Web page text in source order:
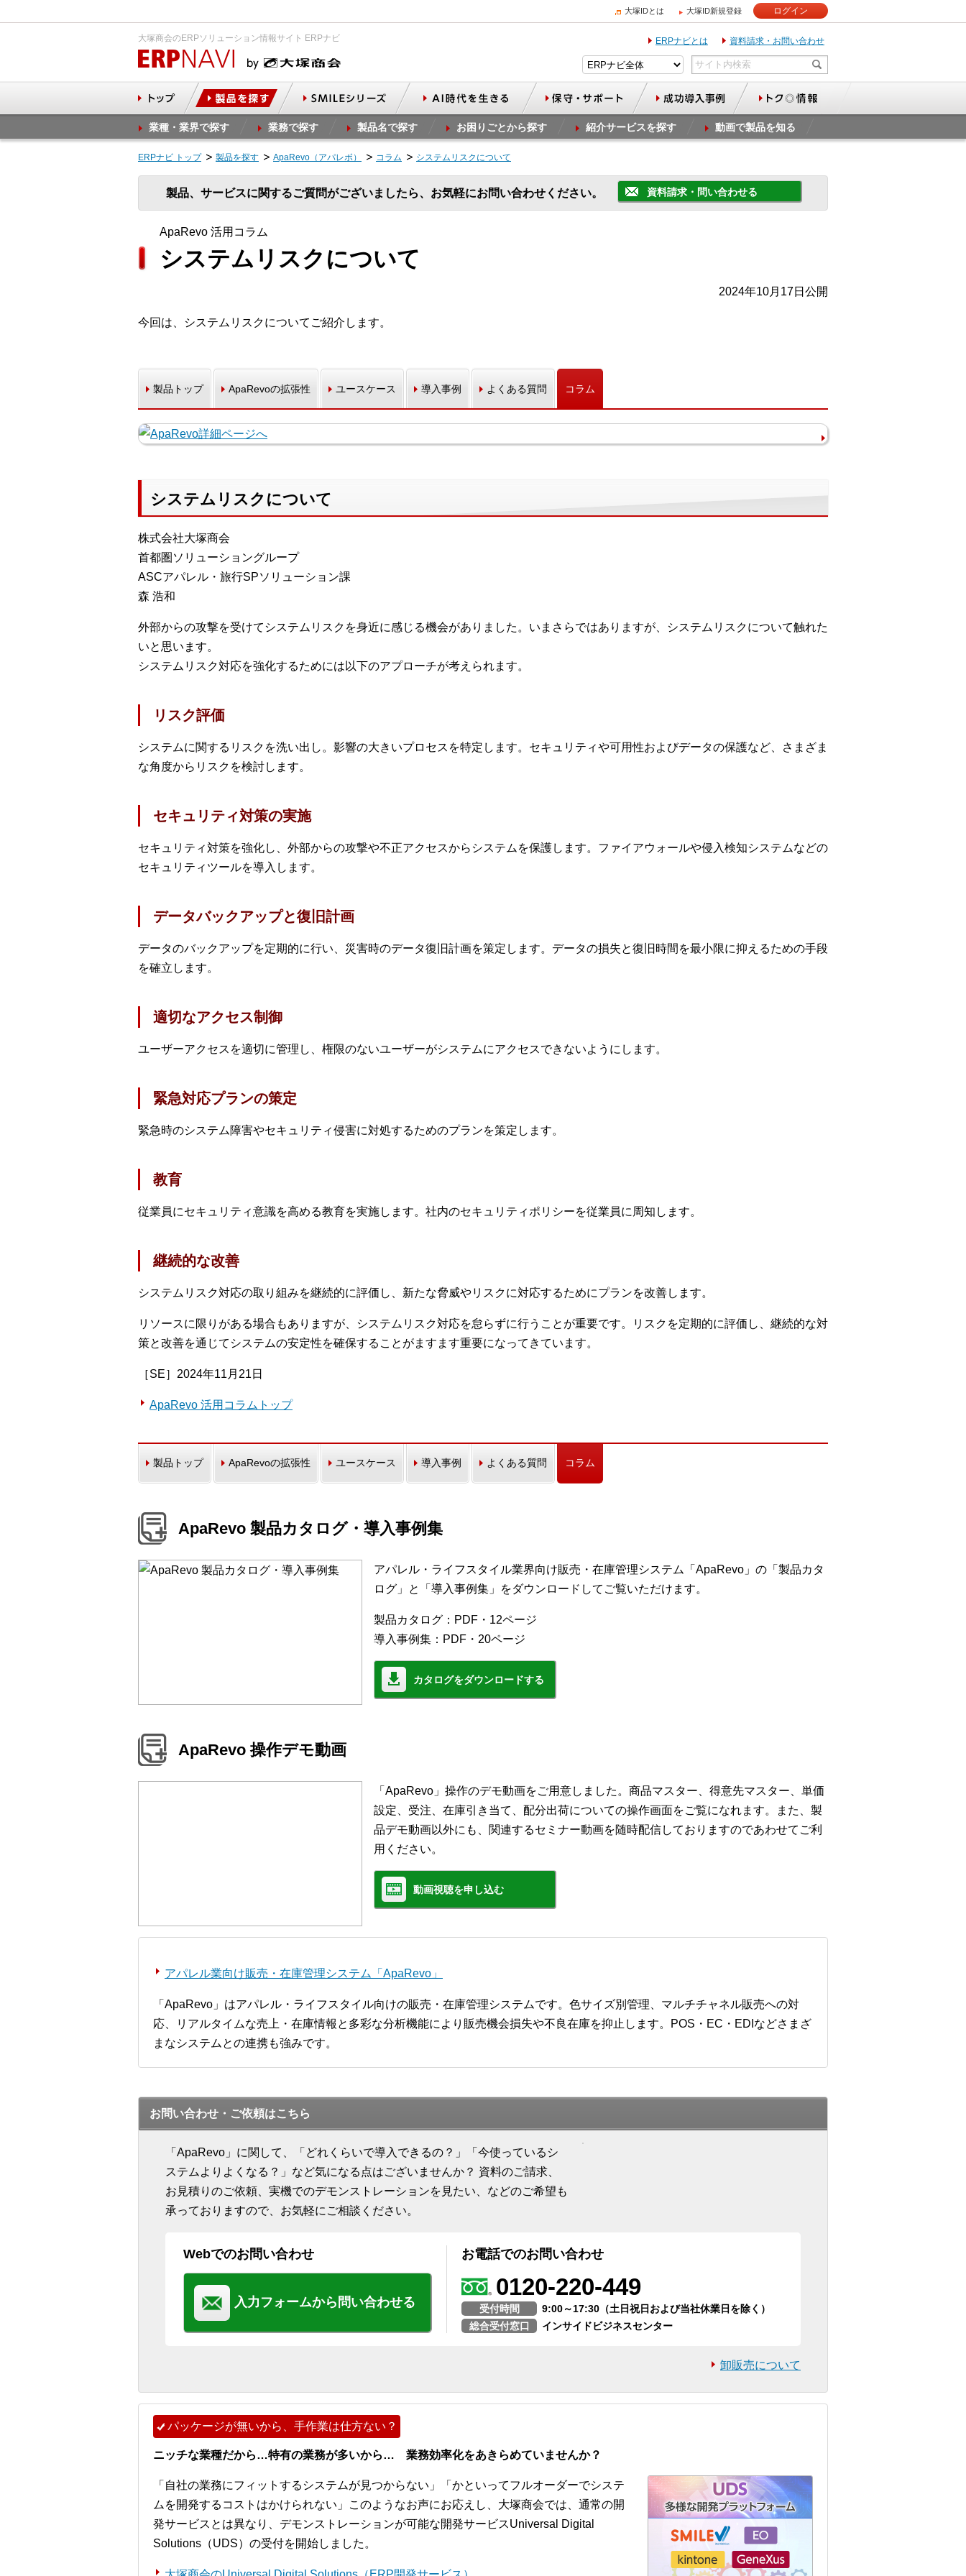
大塚IDとは 大塚ID新規登録 ログイン
大塚商会のERPソリューション情報サイト ERPナビ ERPナビとは 資料請求・お問い合わせ
業種・業界で探す 業務で探す 製品名で探す お困りごとから探す 紹介サービスを探す 動画で製品を知る
ERPナビ トップ 製品を探す ApaRevo（アパレボ） コラム システムリスクについて
製品、サービスに関するご質問がございましたら、お気軽にお問い合わせください。 資料請求・問い合わせる
ApaRevo 活用コラム
システムリスクについて
2024年10月17日公開
今回は、システムリスクについてご紹介します。
製品トップ ApaRevoの拡張性 ユースケース 導入事例 よくある質問 コラム
システムリスクについて
株式会社大塚商会
首都圏ソリューショングループ
ASCアパレル・旅行SPソリューション課
森 浩和
外部からの攻撃を受けてシステムリスクを身近に感じる機会がありました。いまさらではありますが、システムリスクについて触れた
いと思います。
システムリスク対応を強化するためには以下のアプローチが考えられます。
リスク評価
システムに関するリスクを洗い出し。影響の大きいプロセスを特定します。セキュリティや可用性およびデータの保護など、さまざま
な角度からリスクを検討します。
セキュリティ対策の実施
セキュリティ対策を強化し、外部からの攻撃や不正アクセスからシステムを保護します。ファイアウォールや侵入検知システムなどの
セキュリティツールを導入します。
データバックアップと復旧計画
データのバックアップを定期的に行い、災害時のデータ復旧計画を策定します。データの損失と復旧時間を最小限に抑えるための手段
を確立します。
適切なアクセス制御
ユーザーアクセスを適切に管理し、権限のないユーザーがシステムにアクセスできないようにします。
緊急対応プランの策定
緊急時のシステム障害やセキュリティ侵害に対処するためのプランを策定します。
教育
従業員にセキュリティ意識を高める教育を実施します。社内のセキュリティポリシーを従業員に周知します。
継続的な改善
システムリスク対応の取り組みを継続的に評価し、新たな脅威やリスクに対応するためにプランを改善します。
リソースに限りがある場合もありますが、システムリスク対応を怠らずに行うことが重要です。リスクを定期的に評価し、継続的な対
策と改善を通じてシステムの安定性を確保することがますます重要になってきています。
［SE］2024年11月21日
ApaRevo 活用コラムトップ
製品トップ ApaRevoの拡張性 ユースケース 導入事例 よくある質問 コラム
ApaRevo 製品カタログ・導入事例集
アパレル・ライフスタイル業界向け販売・在庫管理システム「ApaRevo」の「製品カタ
ログ」と「導入事例集」をダウンロードしてご覧いただけます。
製品カタログ：PDF・12ページ
導入事例集：PDF・20ページ
カタログをダウンロードする
ApaRevo 操作デモ動画
「ApaRevo」操作のデモ動画をご用意しました。商品マスター、得意先マスター、単価
設定、受注、在庫引き当て、配分出荷についての操作画面をご覧になれます。また、製
品デモ動画以外にも、関連するセミナー動画を随時配信しておりますのであわせてご利
用ください。
動画視聴を申し込む
アパレル業向け販売・在庫管理システム「ApaRevo」
「ApaRevo」はアパレル・ライフスタイル向けの販売・在庫管理システムです。色サイズ別管理、マルチチャネル販売への対
応、リアルタイムな売上・在庫情報と多彩な分析機能により販売機会損失や不良在庫を抑止します。POS・EC・EDIなどさまざ
まなシステムとの連携も強みです。
お問い合わせ・ご依頼はこちら
「ApaRevo」に関して、「どれくらいで導入できるの？」「今使っているシ
ステムよりよくなる？」など気になる点はございませんか？ 資料のご請求、
お見積りのご依頼、実機でのデモンストレーションを見たい、などのご希望も
承っておりますので、お気軽にご相談ください。
Webでのお問い合わせ
入力フォームから問い合わせる
お電話でのお問い合わせ
0120-220-449
受付時間
9:00～17:30（土日祝日および当社休業日を除く）
総合受付窓口
インサイドビジネスセンター
卸販売について
パッケージが無いから、手作業は仕方ない？
ニッチな業種だから…特有の業務が多いから… 業務効率化をあきらめていませんか？
「自社の業務にフィットするシステムが見つからない」「かといってフルオーダーでシステ
ムを開発するコストはかけられない」このようなお声にお応えし、大塚商会では、通常の開
発サービスとは異なり、デモンストレーションが可能な開発サービスUniversal Digital
Solutions（UDS）の受付を開始しました。